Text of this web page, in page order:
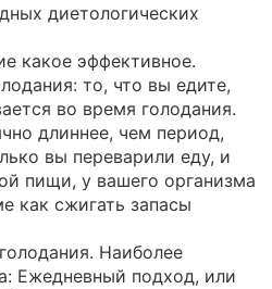
диетологических
какое эффективное.
то, что вы едите,
во время голодания.
длиннее, чем период,
вы переварили еду, и
пищи, у вашего организма
как сжигать запасы
Наиболее
Ежедневный подход, или